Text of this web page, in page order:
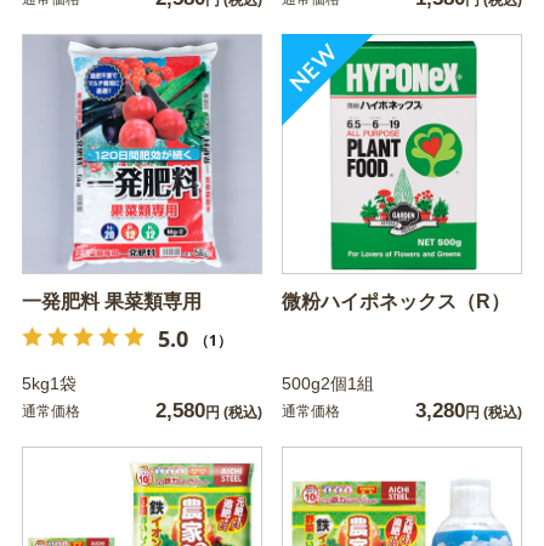
一発肥料 果菜類専用
5.0 （1）
5kg1袋
通常価格 2,580円 (税込)
微粉ハイポネックス（R）
500g2個1組
通常価格 3,280円 (税込)